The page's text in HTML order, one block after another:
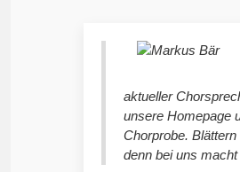
aktueller
unsere Homepage
Chorprobe.
denn bei uns